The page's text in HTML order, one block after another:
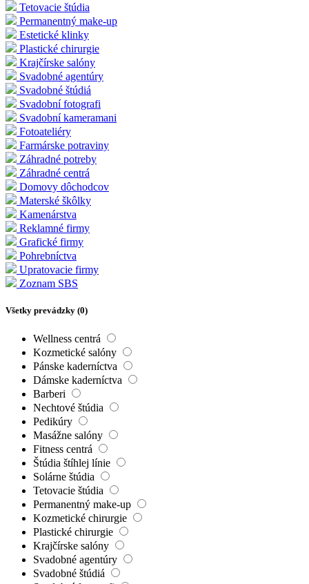
Tetovacie štúdia
Permanentný make-up
Estetické klinky
Plastické chirurgie
Krajčírske salóny
Svadobné agentúry
Svadobné štúdiá
Svadobní fotografi
Svadobní kameramani
Fotoateliéry
Farmárske potraviny
Záhradné potreby
Záhradné centrá
Domovy dôchodcov
Materské škôlky
Kamenárstva
Reklamné firmy
Grafické firmy
Pohrebníctva
Upratovacie firmy
Zoznam SBS
Všetky prevádzky (0)
Wellness centrá
Kozmetické salóny
Pánske kaderníctva
Dámske kaderníctva
Barberi
Nechtové štúdia
Pedikúry
Masážne salóny
Fitness centrá
Štúdia štíhlej línie
Solárne štúdia
Tetovacie štúdia
Permanentný make-up
Kozmetické chirurgie
Plastické chirurgie
Krajčírske salóny
Svadobné agentúry
Svadobné štúdiá